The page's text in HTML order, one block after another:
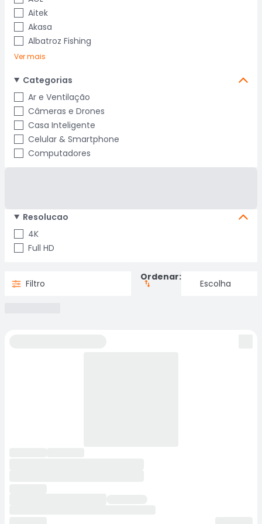
Aitek
Akasa
Albatroz Fishing
Ver mais
Categorias
Ar e Ventilação
Câmeras e Drones
Casa Inteligente
Celular & Smartphone
Computadores
Resolucao
4K
Full HD
Filtro
Ordenar: